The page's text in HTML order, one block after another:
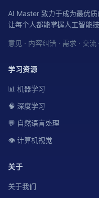
AI Master 致力于成为最优质
让每个人都能掌握人工智能技
意见 · 内容纠错 · 需求 · 交
学习资源
📊 机器学习
🧠 深度学习
💬 自然语言处理
👁️ 计算机视觉
关于
关于我们